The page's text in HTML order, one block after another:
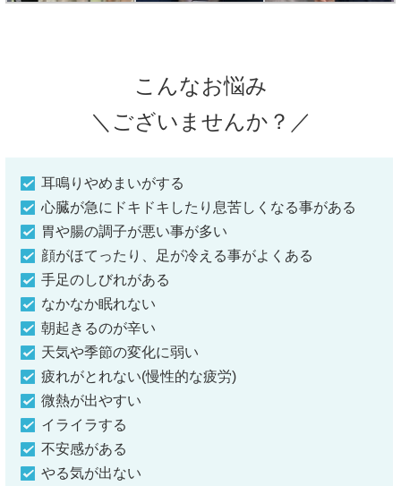
こんなお悩み
＼ございませんか？／
耳鳴りやめまいがする
心臓が急にドキドキしたり息苦しくなる事がある
胃や腸の調子が悪い事が多い
顔がほてったり、足が冷える事がよくある
手足のしびれがある
なかなか眠れない
朝起きるのが辛い
天気や季節の変化に弱い
疲れがとれない(慢性的な疲労)
微熱が出やすい
イライラする
不安感がある
やる気が出ない